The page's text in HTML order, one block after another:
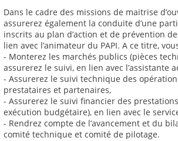
Dans le cadre des missions de maitrise
assurerez également la conduite d’une
inscrits au plan d’action et de prévention
lien avec l’animateur du PAPI. A ce titre,
- Monterez les marchés publics (pièces
assurerez le suivi, en lien avec l’assistante
- Assurerez le suivi technique des
prestataires et partenaires,
- Assurerez le suivi financier des
exécution budgétaire), en lien avec le
- Rendrez compte de l’avancement et du
comité technique et comité de pilotage.